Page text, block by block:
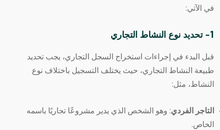
في الآتي:
1- تحديد نوع النشاط التجاري
قبل البدء في إجراءات استخراج السجل التجاري، يجب تحديد
طبيعة النشاط التجاري، حيث يختلف التسجيل باختلاف نوع
النشاط، مثل:
التاجر الفردي: وهو الشخص الذي يدير مشروعًا تجاريًا باسمه
الخاص.